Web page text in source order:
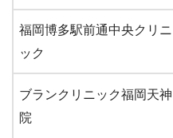
福岡博多駅前通中央クリニ
ック
ブランクリニック福岡天神
院